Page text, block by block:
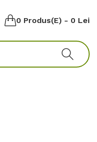
0 Produs(e) - 0 Lei